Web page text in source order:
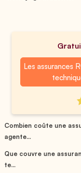
Les assurances
Combien coûte une
agente...
Que couvre une
te...